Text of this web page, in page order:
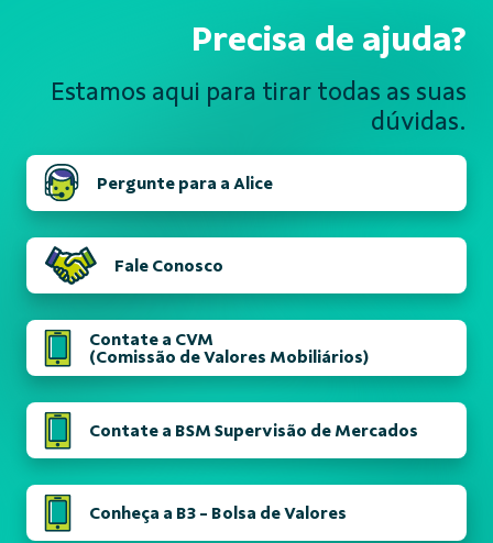
Precisa de ajuda?
Estamos aqui para tirar todas as suas
dúvidas.
Pergunte para a Alice
Fale Conosco
Contate a CVM
(Comissão de Valores Mobiliários)
Contate a BSM Supervisão de Mercados
Conheça a B3 - Bolsa de Valores